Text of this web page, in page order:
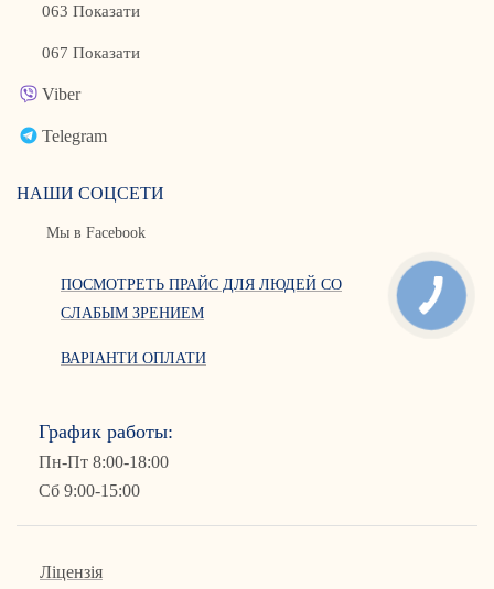
График работы:
Пн-Пт 8:00-18:00
Сб 9:00-15:00
Ліцензія
063 Показати
067 Показати
Viber
Telegram
НАШИ СОЦСЕТИ
Мы в Facebook
ПОСМОТРЕТЬ ПРАЙС ДЛЯ ЛЮДЕЙ СО
СЛАБЫМ ЗРЕНИЕМ
ВАРІАНТИ ОПЛАТИ